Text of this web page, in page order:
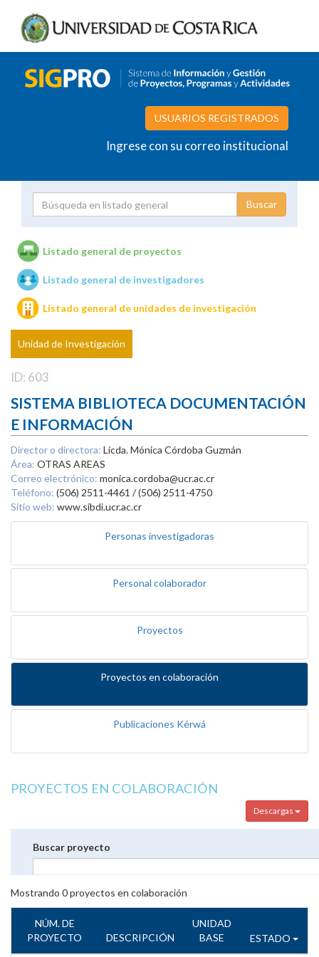
USUARIOS REGISTRADOS
Ingrese con su correo institucional
Unidades de investigación
Listado general de proyectos
Listado general de investigadores
Listado general de unidades de investigación
Unidad de Investigación
ID: 603
SISTEMA BIBLIOTECA DOCUMENTACIÓN
E INFORMACIÓN
Director o directora: Licda. Mónica Córdoba Guzmán
Área: OTRAS AREAS
Correo electrónico: monica.cordoba@ucr.ac.cr
Teléfono: (506) 2511-4461 / (506) 2511-4750
Sitio web: www.sibdi.ucr.ac.cr
Personas investigadoras
Personal colaborador
Proyectos
Proyectos en colaboración
Publicaciones Kérwá
PROYECTOS EN COLABORACIÓN
Descargas
Buscar proyecto
Mostrando 0proyectos en colaboración
NÚM. DE
PROYECTO
DESCRIPCIÓN
UNIDAD
BASE
ESTADO